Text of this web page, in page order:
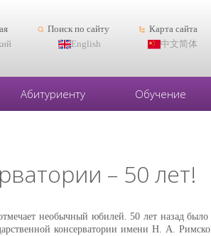
Поиск по сайту
Карта сайта
English 中文简体
Абитуриенту Обучение
– 50 лет!
необычный юбилей. 50 лет назад
консерватории имени Н. А.